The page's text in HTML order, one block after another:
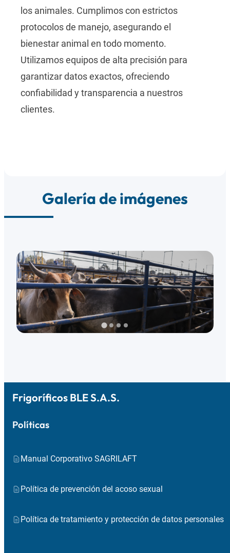
los animales. Cumplimos con estrictos
protocolos de manejo, asegurando el
bienestar animal en todo momento.
Utilizamos equipos de alta precisión para
garantizar datos exactos, ofreciendo
confiabilidad y transparencia a nuestros
clientes.
Galería de imágenes
Frigoríficos BLE S.A.S.
Políticas
Manual Corporativo SAGRILAFT
Política de prevención del acoso sexual
Política de tratamiento y protección de datos personales